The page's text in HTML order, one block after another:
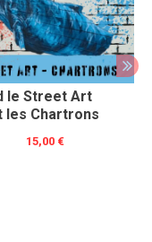
le Street Art
les Chartrons
15,00 €